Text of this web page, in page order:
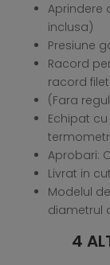
Aprindere
inclusa)
Presiune
Racord
racord
(Fara
Echipat
Aprobari:
Livrat in
Modelul
diametrul
4